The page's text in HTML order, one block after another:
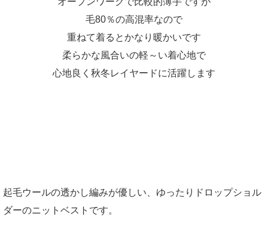
毛80％の高混率なので
重ねて着るとかなり暖かいです
柔らかな風合いの軽～い着心地で
心地良く秋冬レイヤードに活躍します
起毛ウールの透かし編みが優しい、ゆったりドロップショル
ダーのニットベストです。